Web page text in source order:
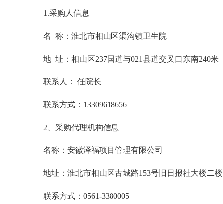
1.采购人信息
名 称： 淮北市相山区渠沟镇卫生院
地 址：相山区237国道与021县道交叉口东南240米
联系人： 任院长
联系方式： 13309618656
2、采购代理机构信息
名称：安徽泽福项目管理有限公司
地址：淮北市相山区古城路153号旧日报社大楼二楼
联系方式： 0561-3380005